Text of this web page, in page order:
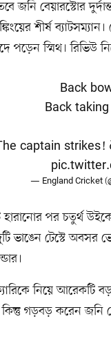
জনি বেয়ারস্টোর
শীর্ষ
পড়েন স্মিথ। রিভিউ
Back
Back
captain strikes!
— England Cricket
পর চতুর্থ
ভাঙেন টেস্টে
নিয়ে আরেকটি
কিন্তু গড়বড় করেন জনি